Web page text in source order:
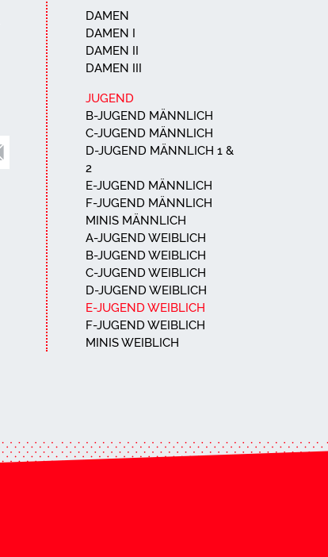
DAMEN
DAMEN I
DAMEN II
DAMEN III
JUGEND
B-JUGEND MÄNNLICH
C-JUGEND MÄNNLICH
D-JUGEND MÄNNLICH 1 &
2
E-JUGEND MÄNNLICH
F-JUGEND MÄNNLICH
MINIS MÄNNLICH
A-JUGEND WEIBLICH
B-JUGEND WEIBLICH
C-JUGEND WEIBLICH
D-JUGEND WEIBLICH
E-JUGEND WEIBLICH
F-JUGEND WEIBLICH
MINIS WEIBLICH